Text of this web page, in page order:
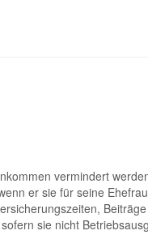
vermindert
er sie für seine
sie nicht